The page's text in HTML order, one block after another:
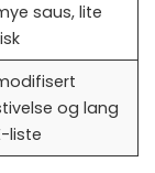
saus, lite
og lang
liste